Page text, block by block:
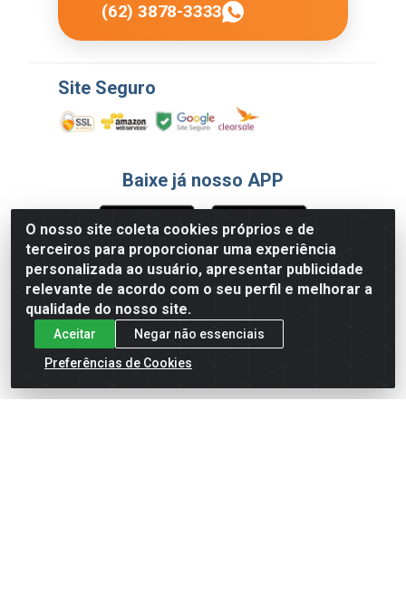
O nosso site coleta cookies próprios e de
terceiros para proporcionar uma experiência
personalizada ao usuário, apresentar publicidade
relevante de acordo com o seu perfil e melhorar a
qualidade do nosso site.
Aceitar
Negar não essenciais
Preferências de Cookies
(62) 3878-3333
Site Seguro
Baixe já nosso APP
Formas de Pagamento